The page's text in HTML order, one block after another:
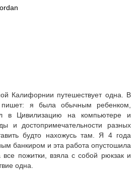
Калифорнии путешествует одна. В
пишет: я была обычным ребенком,
в Цивилизацию на компьютере и
и достопримечательности разных
будто нахожусь там. Я 4 года
банкиром и эта работа опустошила
пожитки, взяла с собой рюкзак и
одна.